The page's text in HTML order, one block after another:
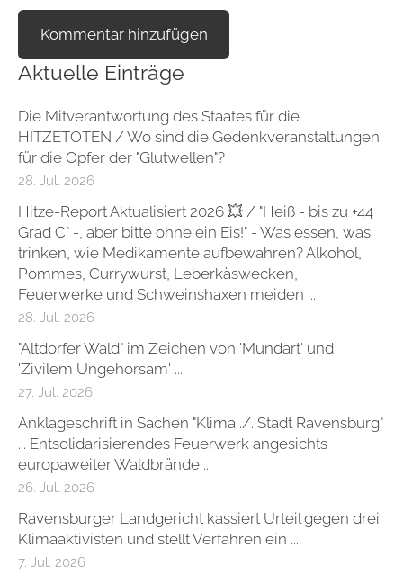
Aktuelle Einträge
Die Mitverantwortung des Staates für die
HITZETOTEN / Wo sind die Gedenkveranstaltungen
für die Opfer der "Glutwellen"?
28. Jul. 2026
Hitze-Report Aktualisiert 2026 💥 / "Heiß - bis zu +44
Grad C° -, aber bitte ohne ein Eis!" - Was essen, was
trinken, wie Medikamente aufbewahren? Alkohol,
Pommes, Currywurst, Leberkäswecken,
Feuerwerke und Schweinshaxen meiden ...
28. Jul. 2026
"Altdorfer Wald" im Zeichen von 'Mundart' und
'Zivilem Ungehorsam' ...
27. Jul. 2026
Anklageschrift in Sachen "Klima ./. Stadt Ravensburg"
... Entsolidarisierendes Feuerwerk angesichts
europaweiter Waldbrände ...
26. Jul. 2026
Ravensburger Landgericht kassiert Urteil gegen drei
Klimaaktivisten und stellt Verfahren ein ...
7. Jul. 2026